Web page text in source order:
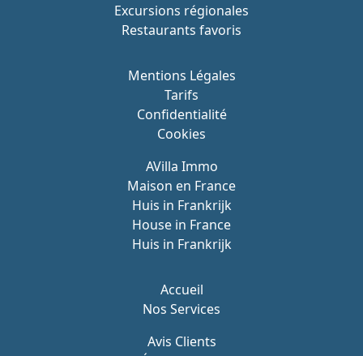
Mentions Légales
Tarifs
Confidentialité
Cookies
AVilla Immo
Maison en France
Huis in Frankrijk
House in France
Huis in Frankrijk
Accueil
Nos Services
Avis Clients
Excursions régionales
Restaurants favoris